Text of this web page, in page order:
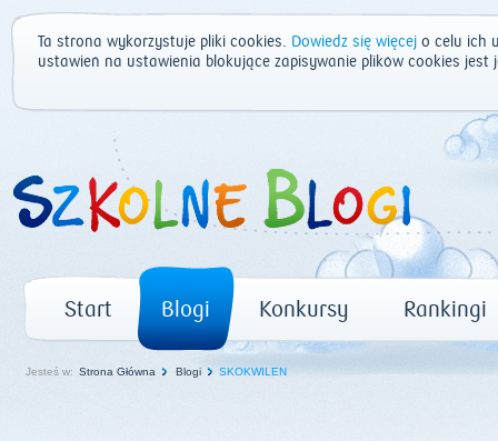
Ta strona wykorzystuje pliki cookies. Dowiedz się więcej o celu ich
ustawień na ustawienia blokujące zapisywanie plików cookies
Start Blogi Konkursy Rankingi
Jesteś w: Strona Główna Blogi SKOKWILEN